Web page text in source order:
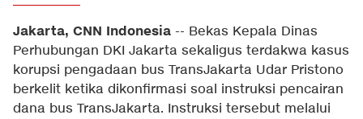
Jakarta, CNN Indonesia -- Bekas Kepala Dinas
Perhubungan DKI Jakarta sekaligus terdakwa kasus
korupsi pengadaan bus TransJakarta Udar Pristono
berkelit ketika dikonfirmasi soal instruksi pencairan
dana bus TransJakarta. Instruksi tersebut melalui